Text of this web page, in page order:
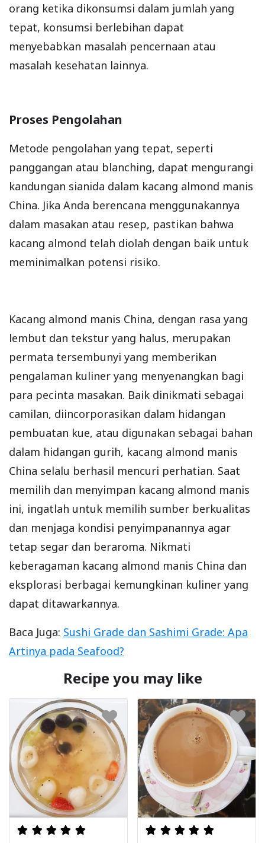
orang ketika dikonsumsi dalam jumlah yang
tepat, konsumsi berlebihan dapat
menyebabkan masalah pencernaan atau
masalah kesehatan lainnya.
Proses Pengolahan
Metode pengolahan yang tepat, seperti
panggangan atau blanching, dapat mengurangi
kandungan sianida dalam kacang almond manis
China. Jika Anda berencana menggunakannya
dalam masakan atau resep, pastikan bahwa
kacang almond telah diolah dengan baik untuk
meminimalkan potensi risiko.
Kacang almond manis China, dengan rasa yang
lembut dan tekstur yang halus, merupakan
permata tersembunyi yang memberikan
pengalaman kuliner yang menyenangkan bagi
para pecinta masakan. Baik dinikmati sebagai
camilan, diincorporasikan dalam hidangan
pembuatan kue, atau digunakan sebagai bahan
dalam hidangan gurih, kacang almond manis
China selalu berhasil mencuri perhatian. Saat
memilih dan menyimpan kacang almond manis
ini, ingatlah untuk memilih sumber berkualitas
dan menjaga kondisi penyimpanannya agar
tetap segar dan beraroma. Nikmati
keberagaman kacang almond manis China dan
eksplorasi berbagai kemungkinan kuliner yang
dapat ditawarkannya.
Baca Juga: Sushi Grade dan Sashimi Grade: Apa
Artinya pada Seafood?
Recipe you may like